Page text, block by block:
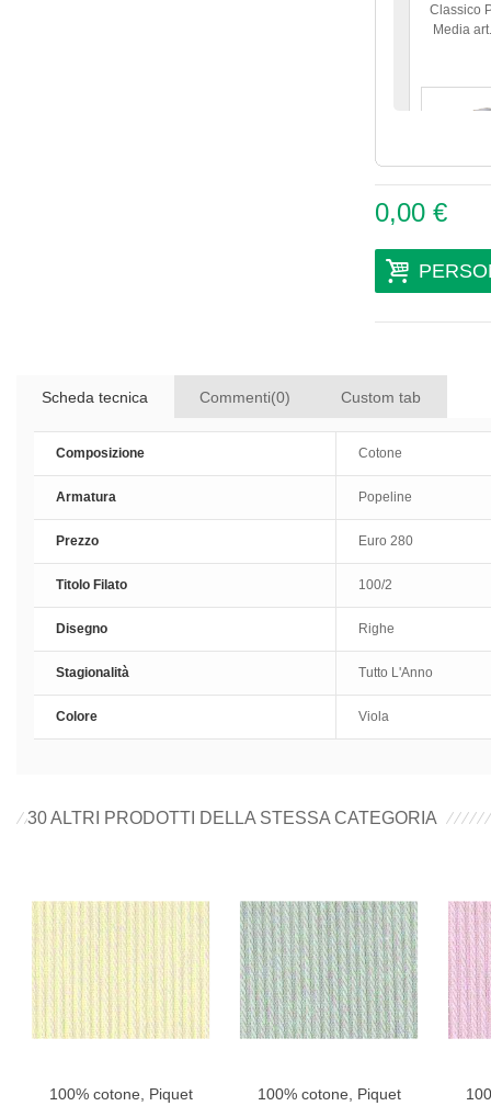
Classico
Media
Aperto
0,00 €
Scheda tecnica Commenti(0) Custom tab
Composizione Cotone
Armatura Popeline
Prezzo Euro 280
Titolo Filato 100/2
Disegno Righe
Stagionalità Tutto L'Anno
Colore Viola
30 ALTRI PRODOTTI DELLA STESSA CATEGORIA
100% cotone, Piquet 100% cotone, Piquet